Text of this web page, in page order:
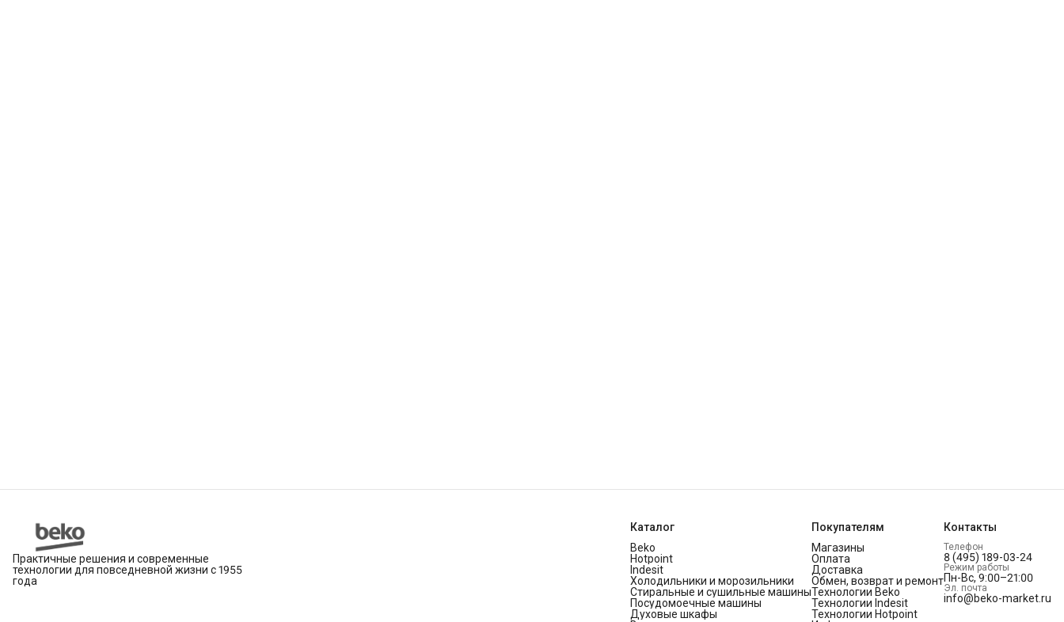
Практичные решения и современные
технологии для повседневной жизни с 1955
года
Каталог
Beko
Hotpoint
Indesit
Холодильники и морозильники
Стиральные и сушильные машины
Посудомоечные машины
Духовые шкафы
Покупателям
Магазины
Оплата
Доставка
Обмен, возврат и ремонт
Технологии Beko
Технологии Indesit
Технологии Hotpoint
Контакты
Телефон
8 (495) 189-03-24
Режим работы
Пн-Вс, 9:00–21:00
Эл. почта
info@beko-market.ru